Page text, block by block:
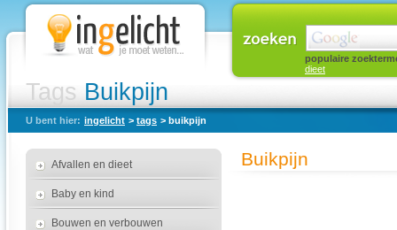
Tags Buikpijn
populaire
dieet
U bent hier: ingelicht > tags > buikpijn
Afvallen en dieet
Baby en kind
Bouwen en verbouwen
Buikpijn